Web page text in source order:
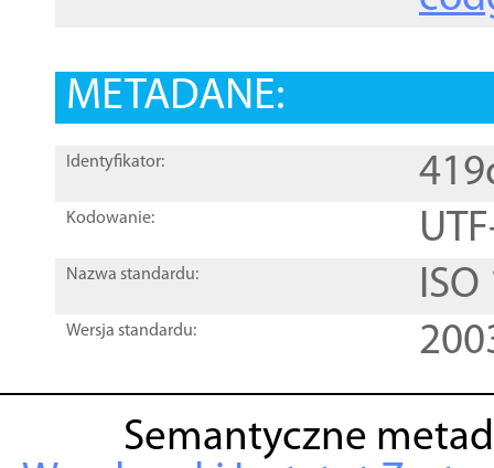
METADANE:
Identyfikator:
Kodowanie:
Nazwa standardu:
Wersja standardu:
Semantyczne